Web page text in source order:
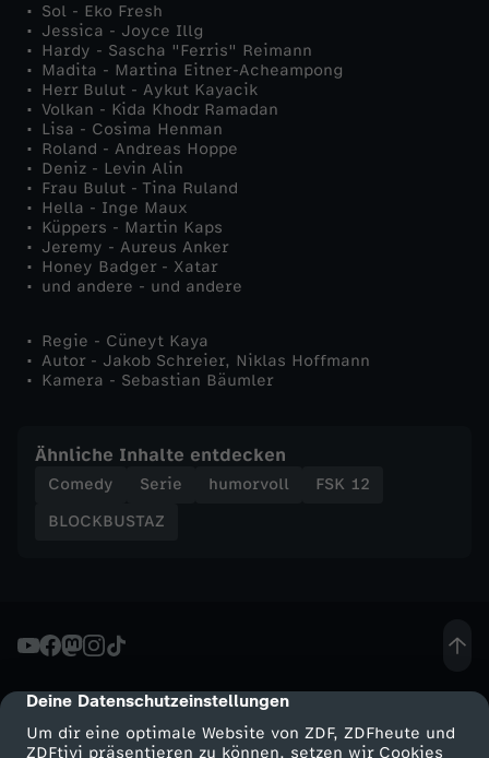
cmp-dialog-description
Deine Datenschutzeinstellungen
Um dir eine optimale Website von ZDF, ZDFheute und
ZDFtivi präsentieren zu können, setzen wir Cookies
Sol - Eko Fresh
Jessica - Joyce Illg
Hardy - Sascha "Ferris" Reimann
Madita - Martina Eitner-Acheampong
Herr Bulut - Aykut Kayacik
Volkan - Kida Khodr Ramadan
Lisa - Cosima Henman
Roland - Andreas Hoppe
Deniz - Levin Alin
Frau Bulut - Tina Ruland
Hella - Inge Maux
Küppers - Martin Kaps
Jeremy - Aureus Anker
Honey Badger - Xatar
und andere - und andere
Regie - Cüneyt Kaya
Autor - Jakob Schreier, Niklas Hoffmann
Kamera - Sebastian Bäumler
Ähnliche Inhalte entdecken
Comedy Serie humorvoll
FSK 12
BLOCKBUSTAZ